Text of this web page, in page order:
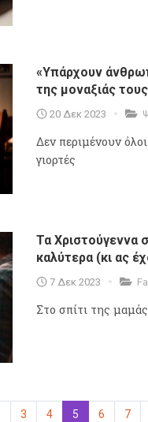
«Υπάρχουν
της μοναξιάς
20 Δεκ 2023
Δεν περιμένουν
γιορτές
Τα Χριστούγεννα
καλύτερα (κι ας
7 Δεκ 2023
Στο σπίτι της
3 4 5 (επιλεγμένη)
6 7